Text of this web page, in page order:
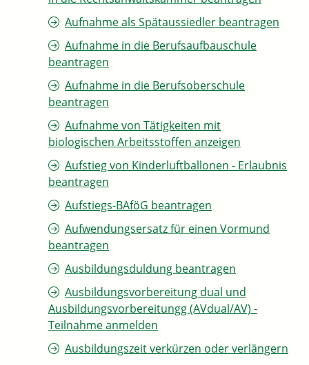
Aufnahme als Spätaussiedler beantragen
Aufnahme in die Berufsaufbauschule
beantragen
Aufnahme in die Berufsoberschule
beantragen
Aufnahme von Tätigkeiten mit
biologischen Arbeitsstoffen anzeigen
Aufstieg von Kinderluftballonen - Erlaubnis
beantragen
Aufstiegs-BAföG beantragen
Aufwendungsersatz für einen Vormund
beantragen
Ausbildungsduldung beantragen
Ausbildungsvorbereitung dual und
Ausbildungsvorbereitungg (AVdual/AV) -
Teilnahme anmelden
Ausbildungszeit verkürzen oder verlängern